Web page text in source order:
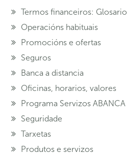
Termos financeiros: Glosario
Operacións habituais
Promocións e ofertas
Seguros
Banca a distancia
Oficinas, horarios, valores
Programa Servizos ABANCA
Seguridade
Tarxetas
Produtos e servizos